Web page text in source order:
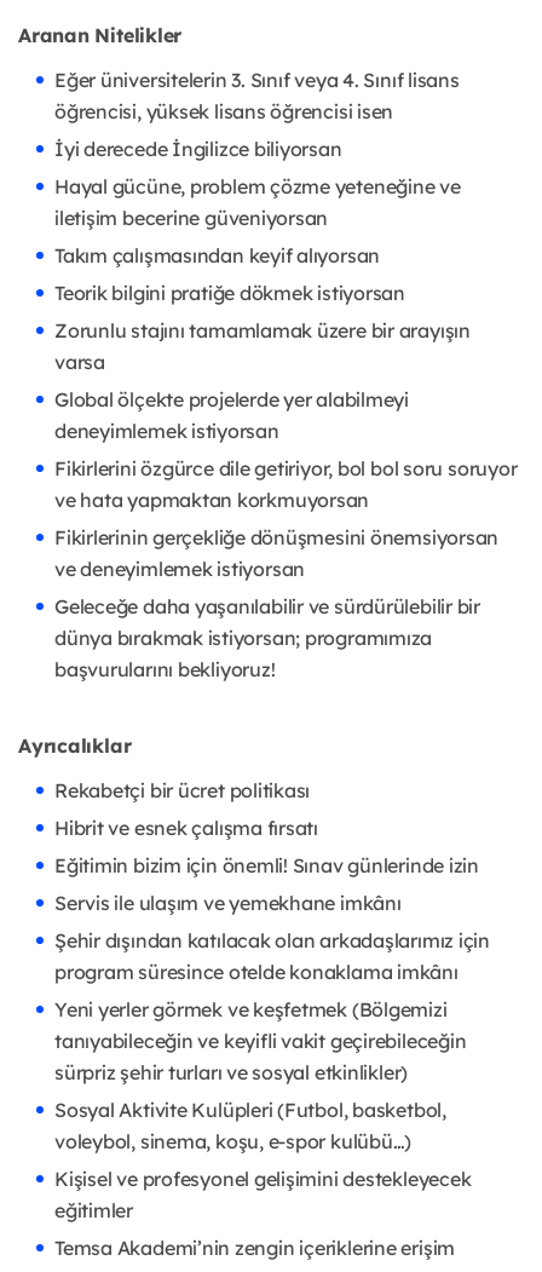
Aranan Nitelikler
Eğer üniversitelerin 3. Sınıf veya 4. Sınıf lisans
öğrencisi, yüksek lisans öğrencisi isen
İyi derecede İngilizce biliyorsan
Hayal gücüne, problem çözme yeteneğine ve
iletişim becerine güveniyorsan
Takım çalışmasından keyif alıyorsan
Teorik bilgini pratiğe dökmek istiyorsan
Zorunlu stajını tamamlamak üzere bir arayışın
varsa
Global ölçekte projelerde yer alabilmeyi
deneyimlemek istiyorsan
Fikirlerini özgürce dile getiriyor, bol bol soru soruyor
ve hata yapmaktan korkmuyorsan
Fikirlerinin gerçekliğe dönüşmesini önemsiyorsan
ve deneyimlemek istiyorsan
Geleceğe daha yaşanılabilir ve sürdürülebilir bir
dünya bırakmak istiyorsan; programımıza
başvurularını bekliyoruz!
Ayrıcalıklar
Rekabetçi bir ücret politikası
Hibrit ve esnek çalışma fırsatı
Eğitimin bizim için önemli! Sınav günlerinde izin
Servis ile ulaşım ve yemekhane imkânı
Şehir dışından katılacak olan arkadaşlarımız için
program süresince otelde konaklama imkânı
Yeni yerler görmek ve keşfetmek (Bölgemizi
tanıyabileceğin ve keyifli vakit geçirebileceğin
sürpriz şehir turları ve sosyal etkinlikler)
Sosyal Aktivite Kulüpleri (Futbol, basketbol,
voleybol, sinema, koşu, e-spor kulübü…)
Kişisel ve profesyonel gelişimini destekleyecek
eğitimler
Temsa Akademi’nin zengin içeriklerine erişim